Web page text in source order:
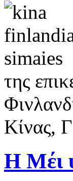
της
Κίνας,
H Μέι